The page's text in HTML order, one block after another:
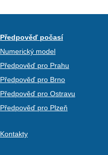
Předpověď počasí
Numerický model
Předpověď pro Prahu
Předpověď pro Brno
Předpověď pro Ostravu
Předpověď pro Plzeň
Kontakty